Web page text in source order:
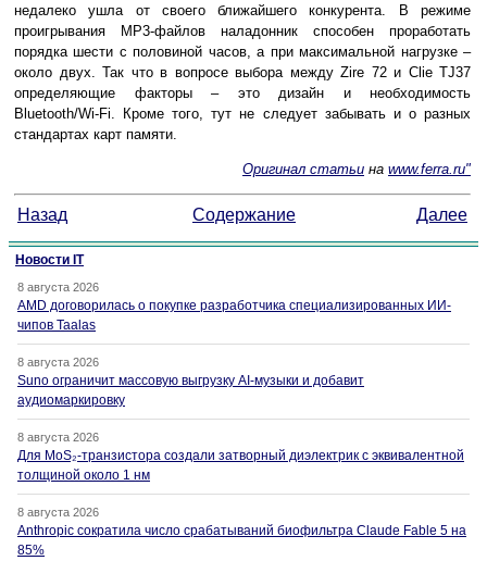
недалеко ушла от своего ближайшего конкурента. В режиме
проигрывания МР3-файлов наладонник способен проработать
порядка шести с половиной часов, а при максимальной нагрузке –
около двух. Так что в вопросе выбора между Zire 72 и Clie TJ37
определяющие факторы – это дизайн и необходимость
Bluetooth/Wi-Fi. Кроме того, тут не следует забывать и о разных
стандартах карт памяти.
Оригинал статьи на www.ferra.ru"
Назад Содержание Далее
Новости IT
8 августа 2026
AMD договорилась о покупке разработчика специализированных ИИ-
чипов Taalas
8 августа 2026
Suno ограничит массовую выгрузку AI-музыки и добавит
аудиомаркировку
8 августа 2026
Для MoS₂-транзистора создали затворный диэлектрик с эквивалентной
толщиной около 1 нм
8 августа 2026
Anthropic сократила число срабатываний биофильтра Claude Fable 5 на
85%